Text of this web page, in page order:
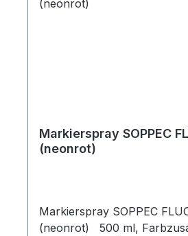
Markierspray SOPPEC
(neonrot)
Markierspray SOPPEC
(neonrot) 500 ml,